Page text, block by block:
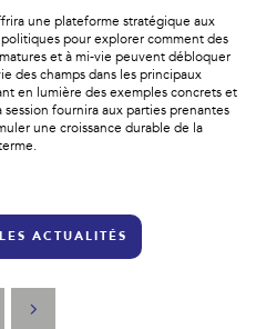
une plateforme stratégique aux
pour explorer comment des
et à mi-vie peuvent débloquer
des champs dans les principaux
en lumière des exemples concrets et
fournira aux parties prenantes
une croissance durable de la
ACTUALITÉS